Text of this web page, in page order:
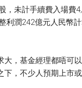
，未計手續費入場費
利潤242億元人民幣
大，基金經理都唔可
，不少人預期上市或